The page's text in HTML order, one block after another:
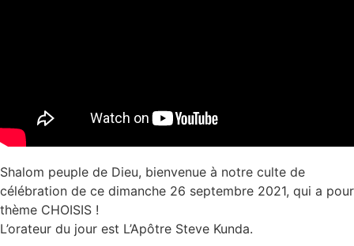
Shalom peuple de Dieu, bienvenue à notre culte de
célébration de ce dimanche 26 septembre 2021, qui a pour
thème CHOISIS !
L’orateur du jour est L’Apôtre Steve Kunda.